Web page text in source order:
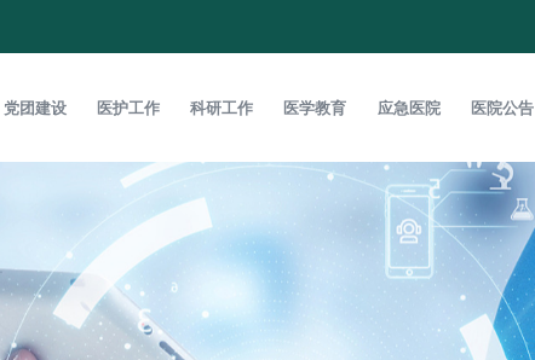
党团建设 医护工作 科研工作 医学教育 应急医院 医院公告